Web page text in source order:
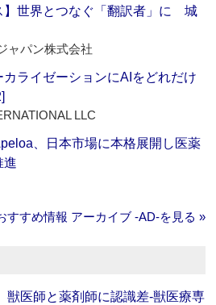
】世界とつなぐ「翻訳者」に 城
ャパン株式会社
ライゼーションにAIをどれだけ
LLC
、日本市場に本格展開し医薬
進
すすめ情報 アーカイブ ‐AD‐を見る »
獣医師と薬剤師に認識差‐獣医療専